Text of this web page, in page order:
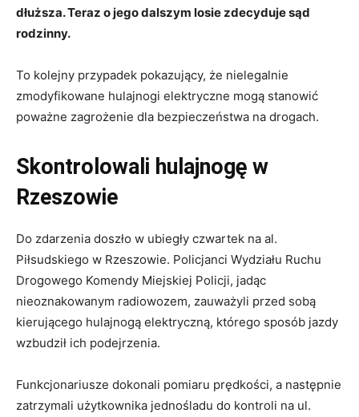
dłuższa. Teraz o jego dalszym losie zdecyduje sąd
rodzinny.
To kolejny przypadek pokazujący, że nielegalnie
zmodyfikowane hulajnogi elektryczne mogą stanowić
poważne zagrożenie dla bezpieczeństwa na drogach.
Skontrolowali hulajnogę w
Rzeszowie
Do zdarzenia doszło w ubiegły czwartek na al.
Piłsudskiego w Rzeszowie. Policjanci Wydziału Ruchu
Drogowego Komendy Miejskiej Policji, jadąc
nieoznakowanym radiowozem, zauważyli przed sobą
kierującego hulajnogą elektryczną, którego sposób jazdy
wzbudził ich podejrzenia.
Funkcjonariusze dokonali pomiaru prędkości, a następnie
zatrzymali użytkownika jednośladu do kontroli na ul.